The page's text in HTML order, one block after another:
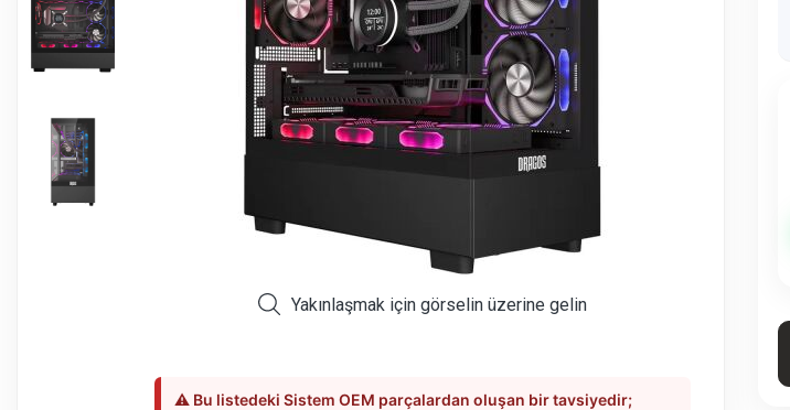
Yakınlaşmak için görselin üzerine gelin
⚠️ Bu listedeki Sistem OEM parçalardan oluşan bir tavsiyedir;